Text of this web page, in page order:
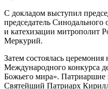
С докладом выступил
председатель Синодального
и катехизации митрополит
Меркурий.
Затем состоялась церемония
Международного конкурса
Божьего мира».
Святейший Патриарх